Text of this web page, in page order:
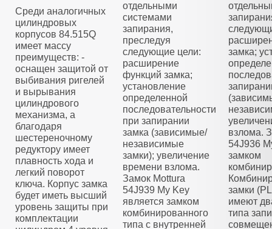
Среди аналогичных
цилиндровых
корпусов 84.515Q
имеет массу
преимуществ: -
оснащен защитой от
выбивания ригелей
и вырывания
цилиндрового
механизма, а
благодаря
шестереночному
редуктору имеет
плавность хода и
легкий поворот
ключа. Корпус замка
будет иметь высший
уровень защиты при
комплектации
отдельными
системами
запирания,
преследуя
следующие цели:
расширение
функций замка;
установление
определенной
последовательности
при запирании
замка (зависимые/
независимые
замки); увеличение
времени взлома.
Замок Mottura
54J939 My Key
является замком
комбинированного
типа с внутренней
замка;
взлома.
54J936
замком
замки
имеют
типа